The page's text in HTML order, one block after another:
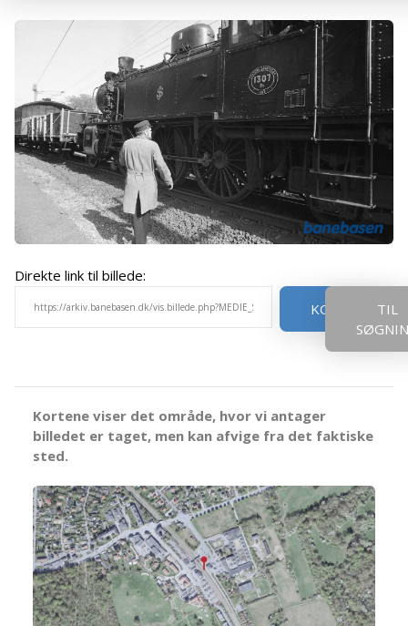
Direkte link til billede:
KOPIER
TIL
Kortene viser det område, hvor vi antager
billedet er taget, men kan afvige fra det faktiske
sted.